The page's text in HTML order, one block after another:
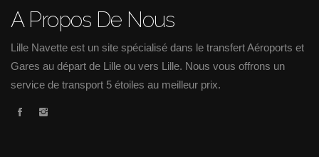
A Propos De Nous
Lille Navette est un site spécialisé dans le transfert Aéroports et
Gares au départ de Lille ou vers Lille. Nous vous offrons un
service de transport 5 étoiles au meilleur prix.